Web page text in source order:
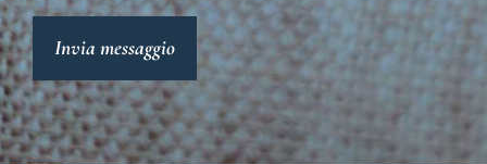
Invia messaggio